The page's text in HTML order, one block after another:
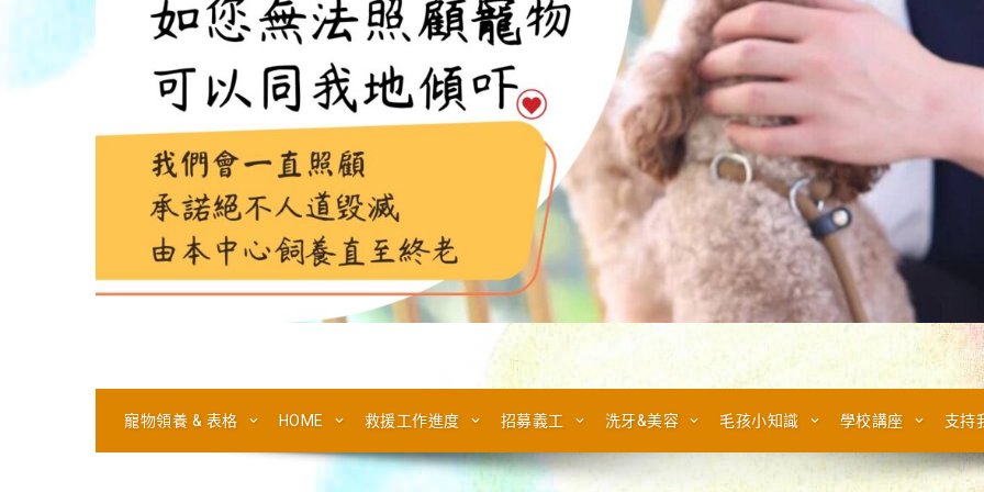
寵物領養 & 表格 HOME 救援工作進度 招募義工 洗牙&美容 毛孩小知識 學校講座 支持